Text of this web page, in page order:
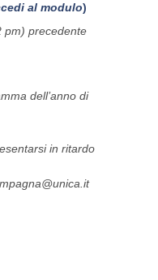
al modulo)
pm) precedente
dell’anno di
in ritardo